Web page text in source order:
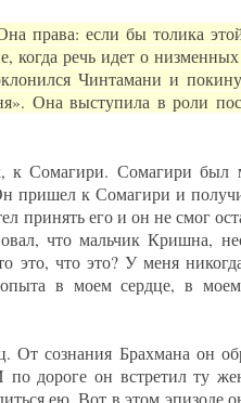
права: если бы толика
когда речь идет о
Чинтамани и
Она выступила в роли
к Сомагири. Сомагири был
пришел к Сомагири и
принять его и он не смог
что мальчик Кришна,
это, что это? У меня
опыта в моем сердце, в
От сознания Брахмана он
дороге он встретил ту